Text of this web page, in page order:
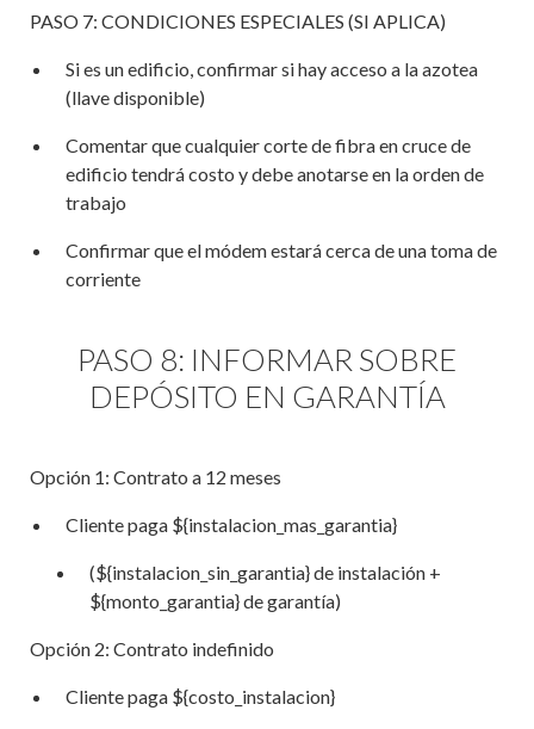
PASO 7: CONDICIONES ESPECIALES (SI APLICA)
Si es un edificio, confirmar si hay acceso a la azotea
(llave disponible)
Comentar que cualquier corte de fibra en cruce de
edificio tendrá costo y debe anotarse en la orden de
trabajo
Confirmar que el módem estará cerca de una toma de
corriente
PASO 8: INFORMAR SOBRE
DEPÓSITO EN GARANTÍA
Opción 1: Contrato a 12 meses
Cliente paga ${instalacion_mas_garantia}
(${instalacion_sin_garantia} de instalación +
${monto_garantia} de garantía)
Opción 2: Contrato indefinido
Cliente paga ${costo_instalacion}